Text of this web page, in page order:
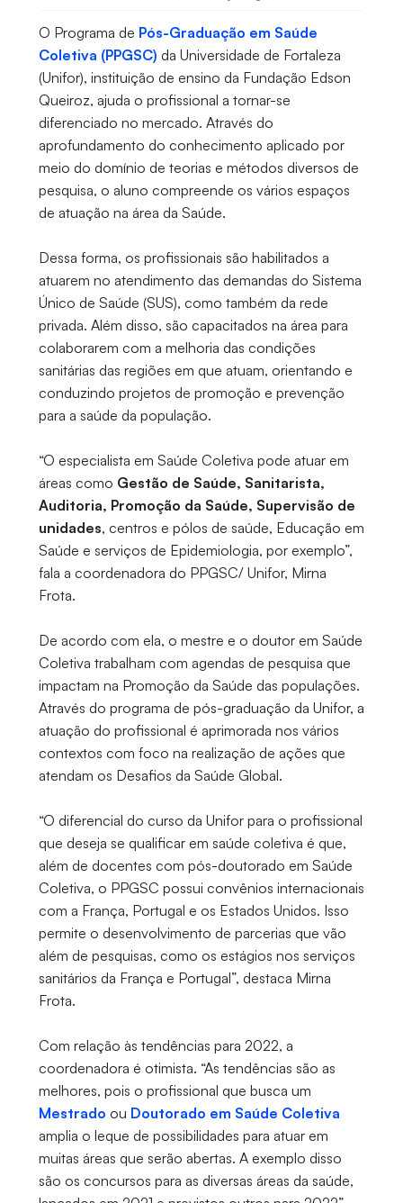
O Programa de Pós-Graduação em Saúde
Coletiva (PPGSC) da Universidade de Fortaleza
(Unifor), instituição de ensino da Fundação Edson
Queiroz, ajuda o profissional a tornar-se
diferenciado no mercado. Através do
aprofundamento do conhecimento aplicado por
meio do domínio de teorias e métodos diversos de
pesquisa, o aluno compreende os vários espaços
de atuação na área da Saúde.
Dessa forma, os profissionais são habilitados a
atuarem no atendimento das demandas do Sistema
Único de Saúde (SUS), como também da rede
privada. Além disso, são capacitados na área para
colaborarem com a melhoria das condições
sanitárias das regiões em que atuam, orientando e
conduzindo projetos de promoção e prevenção
para a saúde da população.
“O especialista em Saúde Coletiva pode atuar em
áreas como Gestão de Saúde, Sanitarista,
Auditoria, Promoção da Saúde, Supervisão de
unidades, centros e pólos de saúde, Educação em
Saúde e serviços de Epidemiologia, por exemplo”,
fala a coordenadora do PPGSC/ Unifor, Mirna
Frota.
De acordo com ela, o mestre e o doutor em Saúde
Coletiva trabalham com agendas de pesquisa que
impactam na Promoção da Saúde das populações.
Através do programa de pós-graduação da Unifor, a
atuação do profissional é aprimorada nos vários
contextos com foco na realização de ações que
atendam os Desafios da Saúde Global.
“O diferencial do curso da Unifor para o profissional
que deseja se qualificar em saúde coletiva é que,
além de docentes com pós-doutorado em Saúde
Coletiva, o PPGSC possui convênios internacionais
com a França, Portugal e os Estados Unidos. Isso
permite o desenvolvimento de parcerias que vão
além de pesquisas, como os estágios nos serviços
sanitários da França e Portugal”, destaca Mirna
Frota.
Com relação às tendências para 2022, a
coordenadora é otimista. “As tendências são as
melhores, pois o profissional que busca um
Mestrado ou Doutorado em Saúde Coletiva
amplia o leque de possibilidades para atuar em
muitas áreas que serão abertas. A exemplo disso
são os concursos para as diversas áreas da saúde,